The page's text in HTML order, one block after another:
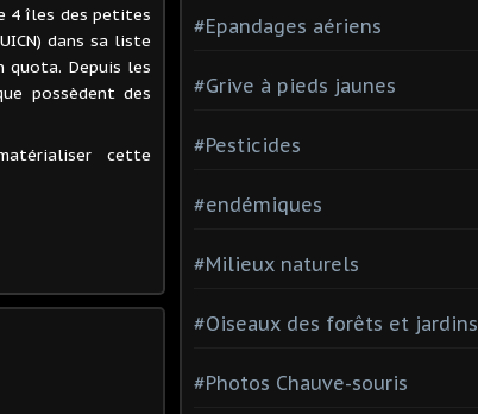
4 îles des petites
dans sa liste
quota. Depuis les
possèdent des
cette
#Epandages aériens
#Grive à pieds jaunes
#Pesticides
#endémiques
#Milieux naturels
#Oiseaux des forêts et jardins
#Photos Chauve-souris